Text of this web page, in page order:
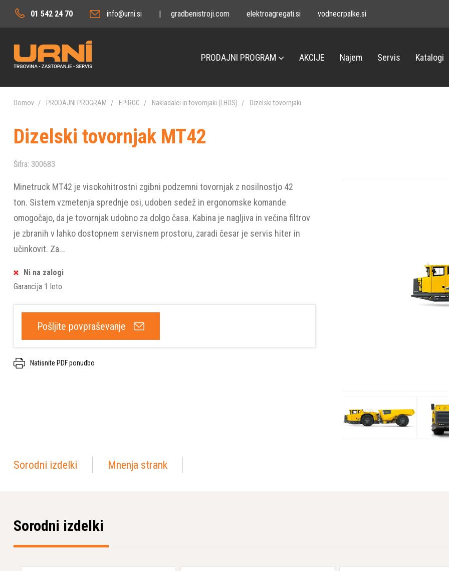
01 542 24 70 info@urni.si | gradbenistroji.com elektroagregati.si vodnecrpalke.si
PRODAJNI PROGRAM AKCIJE Najem Servis Katalogi
Domov PRODAJNI PROGRAM EPIROC Nakladalci in tovornjaki (LHDS) Dizelski tovornjaki
Dizelski tovornjak MT42
Šifra: 300683
Minetruck MT42 je visokohitrostni zgibni podzemni tovornjak z nosilnostjo 42
ton. Sistem vzmetenja sprednje osi, udoben sedež in ergonomske komande
omogočajo, da je tovornjak udobno za dolgo časa. Kabina je nagljiva in večina filtrov
je zbranih v lahko dostopnem servisnem prostoru, zaradi česar je servis hiter in
učinkovit. Za...
Ni na zalogi
Garancija 1 leto
Pošljite povpraševanje
Natisnite PDF ponudbo
Sorodni izdelki Mnenja strank
Sorodni izdelki